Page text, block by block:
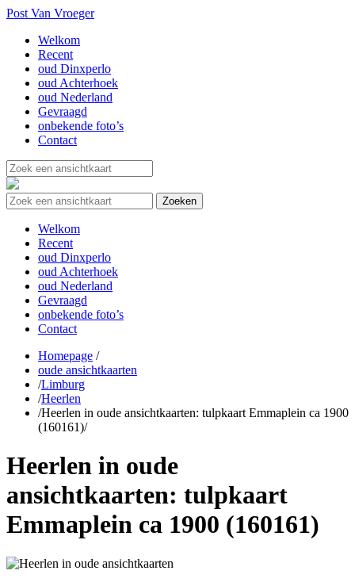
Post Van Vroeger
Welkom
Recent
oud Dinxperlo
oud Achterhoek
oud Nederland
Gevraagd
onbekende foto’s
Contact
Welkom
Recent
oud Dinxperlo
oud Achterhoek
oud Nederland
Gevraagd
onbekende foto’s
Contact
Homepage /
oude ansichtkaarten
/Limburg
/Heerlen
/Heerlen in oude ansichtkaarten: tulpkaart Emmaplein ca 1900
(160161)/
Heerlen in oude
ansichtkaarten: tulpkaart
Emmaplein ca 1900 (160161)